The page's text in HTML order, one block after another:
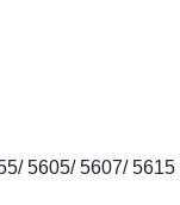
5605/ 5607/ 5615